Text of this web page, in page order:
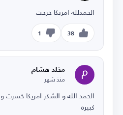
الحمدلله امريكا خرجت
38
1
مخلد هشام
منذ شهر
الحمد الله و الشكر امريكا خسرت
كبيره